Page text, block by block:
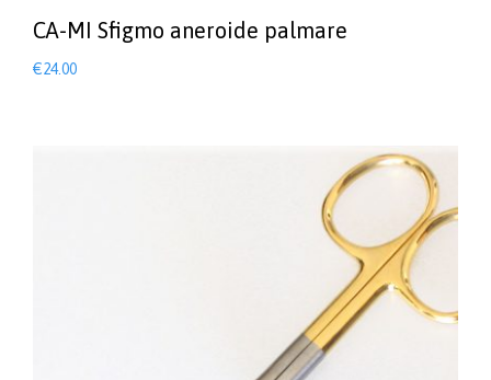
CA-MI Sfigmo aneroide palmare
€24.00